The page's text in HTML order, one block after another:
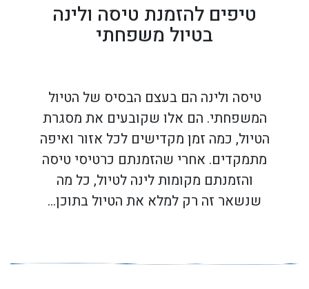
טיפים להזמנת טיסה ולינה
בטיול משפחתי
טיסה ולינה הם בעצם הבסיס של הטיול
המשפחתי. הם אלו שקובעים את מסגרת
הטיול, כמה זמן מקדישים לכל אזור ואיפה
מתמקדים. אחרי שהזמנתם כרטיסי טיסה
והזמנתם מקומות לינה לטיול, כל מה
שנשאר זה רק למלא את הטיול בתוכן…